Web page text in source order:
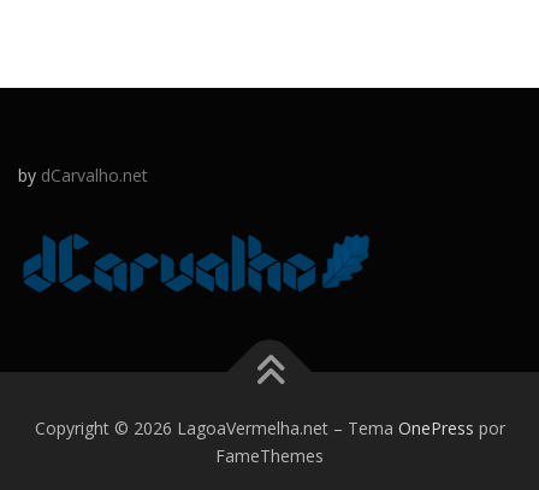
by dCarvalho.net
Copyright © 2026 LagoaVermelha.net – Tema OnePress por
FameThemes